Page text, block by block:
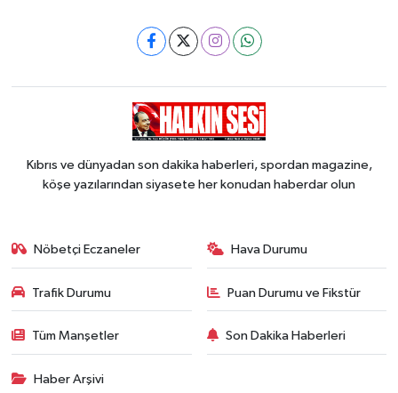
Kıbrıs ve dünyadan son dakika haberleri, spordan magazine,
köşe yazılarından siyasete her konudan haberdar olun
Nöbetçi Eczaneler Hava Durumu
Trafik Durumu Puan Durumu ve Fikstür
Tüm Manşetler Son Dakika Haberleri
Haber Arşivi